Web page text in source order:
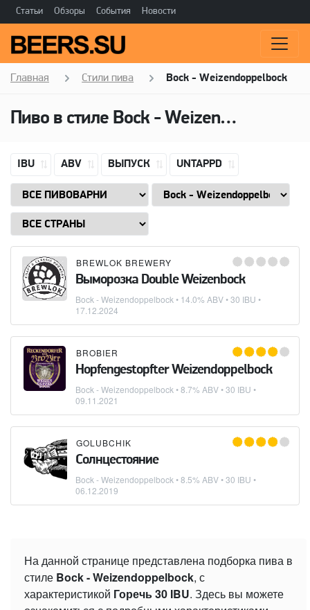
Статьи Обзоры События Новости
Главная Стили пива Bock - Weizendoppelbock
Пиво в стиле Bock - Weizendoppelbock, Горечь: 30 IBU
IBU ABV ВЫПУСК UNTAPPD
BREWLOK BREWERY
Выморозка Double Weizenbock
Bock - Weizendoppelbock • 14.0% ABV • 30 IBU •
17.12.2024
BROBIER
Hopfengestopfter Weizendoppelbock
Bock - Weizendoppelbock • 8.7% ABV • 30 IBU •
09.11.2021
GOLUBCHIK
Солнцестояние
Bock - Weizendoppelbock • 8.5% ABV • 30 IBU •
06.12.2019
На данной странице представлена подборка пива в
стиле Bock - Weizendoppelbock, с
характеристикой Горечь 30 IBU. Здесь вы можете